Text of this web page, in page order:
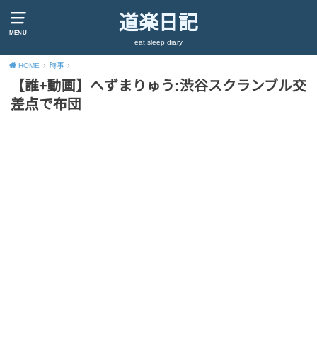
MENU 道楽日記
eat sleep diary
HOME 時事
【誰+動画】へずまりゅう:渋谷スクランブル交
差点で布団